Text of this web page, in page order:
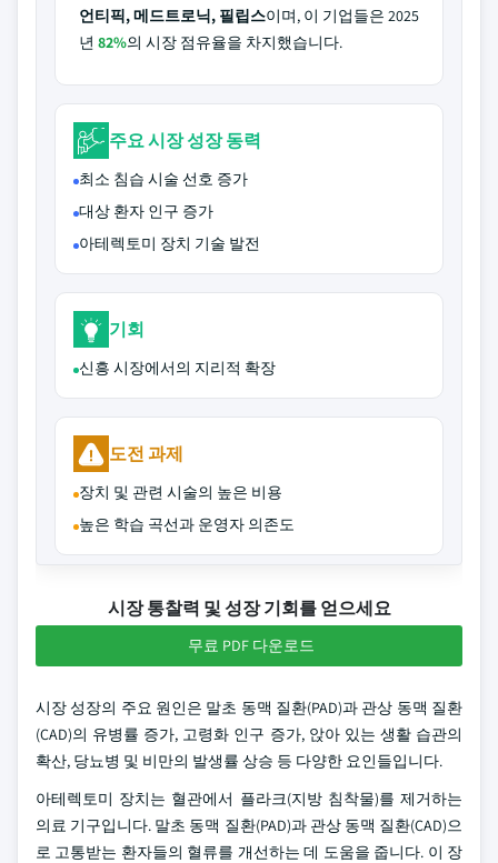
언티픽, 메드트로닉, 필립스이며, 이 기업들은 2025
년 82%의 시장 점유율을 차지했습니다.
주요 시장 성장 동력
최소 침습 시술 선호 증가
대상 환자 인구 증가
아테렉토미 장치 기술 발전
기회
신흥 시장에서의 지리적 확장
도전 과제
장치 및 관련 시술의 높은 비용
높은 학습 곡선과 운영자 의존도
시장 통찰력 및 성장 기회를 얻으세요
무료 PDF 다운로드
시장 성장의 주요 원인은 말초 동맥 질환(PAD)과 관상 동맥 질환
(CAD)의 유병률 증가, 고령화 인구 증가, 앉아 있는 생활 습관의
확산, 당뇨병 및 비만의 발생률 상승 등 다양한 요인들입니다.
아테렉토미 장치는 혈관에서 플라크(지방 침착물)를 제거하는
의료 기구입니다. 말초 동맥 질환(PAD)과 관상 동맥 질환(CAD)으
로 고통받는 환자들의 혈류를 개선하는 데 도움을 줍니다. 이 장